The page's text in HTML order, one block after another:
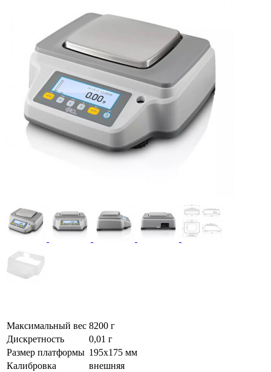
Максимальный вес 8200 г
Дискретность
0,01 г
Размер платформы 195х175 мм
Калибровка
внешняя